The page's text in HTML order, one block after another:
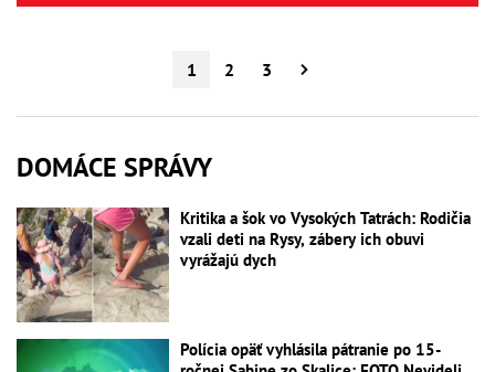
1 2 3
DOMÁCE SPRÁVY
Kritika a šok vo Vysokých Tatrách: Rodičia
vzali deti na Rysy, zábery ich obuvi
vyrážajú dych
Polícia opäť vyhlásila pátranie po 15-